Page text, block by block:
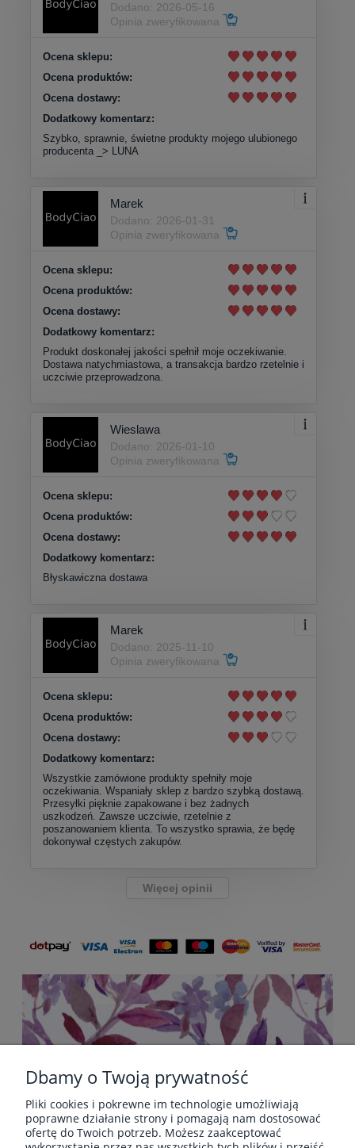
Dodano: 2026-05-16
Opinia zweryfikowana
Ocena sklepu:
Ocena produktów:
Ocena dostawy:
Dodatkowy komentarz:
Szybko, sprawnie, świetne produkty mojego ulubionego
producenta _> LUNA
Marek
Dodano: 2026-01-31
Opinia zweryfikowana
Ocena sklepu:
Ocena produktów:
Ocena dostawy:
Dodatkowy komentarz:
Produkt doskonałej jakości spełnił moje oczekiwanie.
Dostawa natychmiastowa, a transakcja bardzo rzetelnie i
uczciwie przeprowadzona.
Wieslawa
Dodano: 2026-01-10
Opinia zweryfikowana
Ocena sklepu:
Ocena produktów:
Ocena dostawy:
Dodatkowy komentarz:
Błyskawiczna dostawa
Marek
Dodano: 2025-11-10
Opinia zweryfikowana
Ocena sklepu:
Ocena produktów:
Ocena dostawy:
Dodatkowy komentarz:
Wszystkie zamówione produkty spełniły moje
oczekiwania. Wspaniały sklep z bardzo szybką dostawą.
Przesyłki pięknie zapakowane i bez żadnych
uszkodzeń. Zawsze uczciwie, rzetelnie z
poszanowaniem klienta. To wszystko sprawia, że będę
dokonywał częstych zakupów.
Więcej opinii
POMOC
Dbamy o Twoją prywatność
Pliki cookies i pokrewne im technologie umożliwiają
poprawne działanie strony i pomagają nam dostosować
ofertę do Twoich potrzeb. Możesz zaakceptować